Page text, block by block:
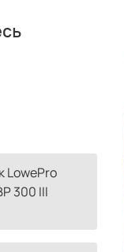
LowePro
300 III